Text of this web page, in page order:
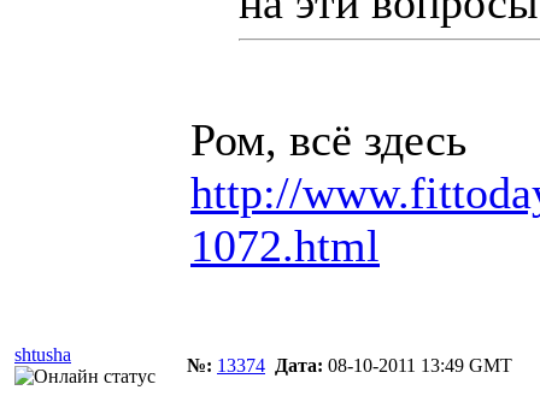
Ром, всё здесь
http://
1072.html
shtusha
№: 13374 Дата: 08-10-2011 13:49 GMT